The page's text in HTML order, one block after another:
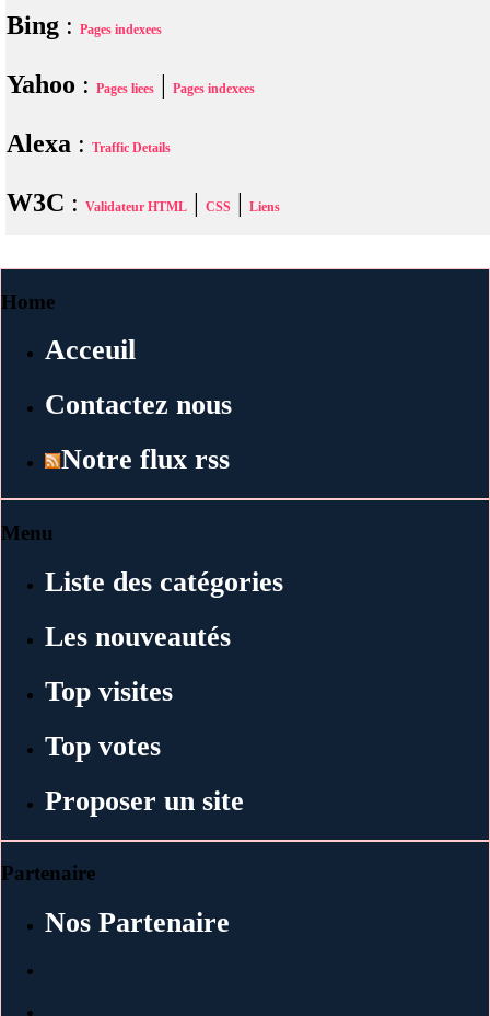
Bing : Pages indexees
Yahoo : Pages liees | Pages indexees
Alexa : Traffic Details
W3C : Validateur HTML | CSS | Liens
Home
Acceuil
Contactez nous
Notre flux rss
Menu
Liste des catégories
Les nouveautés
Top visites
Top votes
Proposer un site
Partenaire
Nos Partenaire